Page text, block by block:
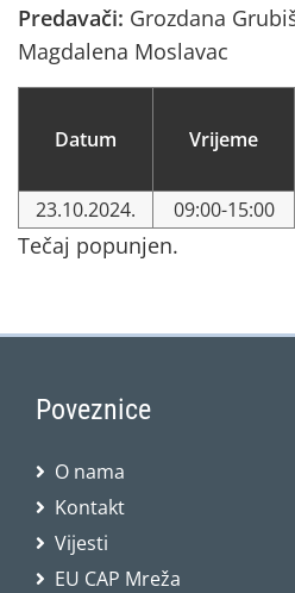
Predavači: Grozdana
Magdalena Moslavac
Datum Vrijeme
23.10.2024. 09:00-15:00
Tečaj popunjen.
Poveznice
O nama
Kontakt
Vijesti
EU CAP Mreža